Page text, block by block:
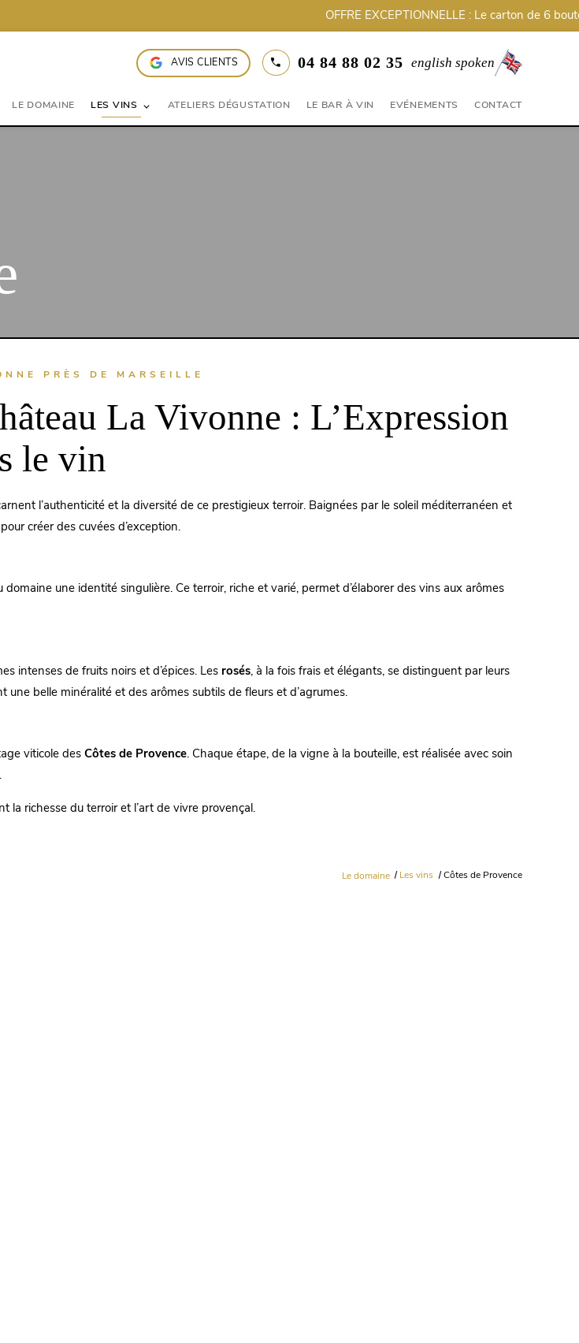
AVIS CLIENTS 04 84 88 02 35 english spoken
LE DOMAINE LES VINS ATELIERS DÉGUSTATION LE BAR À VIN EVÉNEMENTS CONTACT
PRÈS DE MARSEILLE
La Vivonne : L’Expression
le vin
l’authenticité et la diversité de ce prestigieux terroir. Baignées par le soleil méditerranéen et
créer des cuvées d’exception.
une identité singulière. Ce terroir, riche et varié, permet d’élaborer des vins aux arômes
intenses de fruits noirs et d’épices. Les rosés, à la fois frais et élégants, se distinguent par leurs
une belle minéralité et des arômes subtils de fleurs et d’agrumes.
viticole des Côtes de Provence. Chaque étape, de la vigne à la bouteille, est réalisée avec soin
la richesse du terroir et l’art de vivre provençal.
Le domaine Les vins Côtes de Provence